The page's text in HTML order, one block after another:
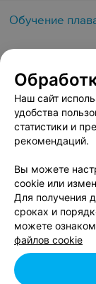
Обучение
Наш сайт
удобства
статистики и
рекомендаций.
Вы можете
cookie или
Для получения
сроках и
можете
файлов cookie